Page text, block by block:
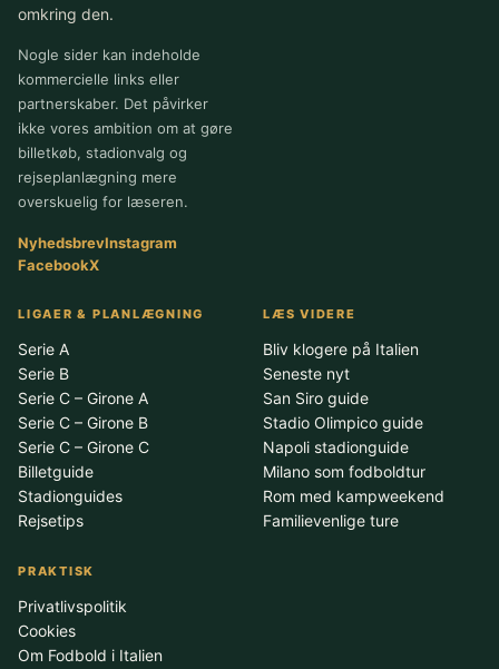
omkring den.
Nogle sider kan indeholde
kommercielle links eller
partnerskaber. Det påvirker
ikke vores ambition om at gøre
billetkøb, stadionvalg og
rejseplanlægning mere
overskuelig for læseren.
NyhedsbrevInstagram
FacebookX
LIGAER & PLANLÆGNING
Serie A
Serie B
Serie C – Girone A
Serie C – Girone B
Serie C – Girone C
Billetguide
Stadionguides
Rejsetips
LÆS VIDERE
Bliv klogere på Italien
Seneste nyt
San Siro guide
Stadio Olimpico guide
Napoli stadionguide
Milano som fodboldtur
Rom med kampweekend
Familievenlige ture
PRAKTISK
Privatlivspolitik
Cookies
Om Fodbold i Italien